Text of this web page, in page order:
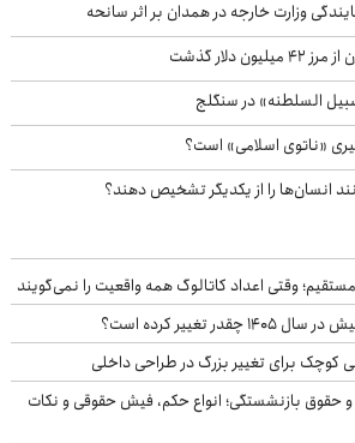
وزارت خارجه در همدان بر اثر سانحه
دلار گذشت
السلطنه» در سنگلج
«ناتوی اسلامی» است؟
انسان‌ها را از یکدیگر تشخیص دهند؟
وقتی اعداد کاتالوگ همه واقعیت را نمی‌گویند
تغییر کرده است؟
کوچک برای تغییر بزرگ در طراحی داخلی
حقوق بازنشستگی؛ انواع حکم، فیش حقوقی و نکات